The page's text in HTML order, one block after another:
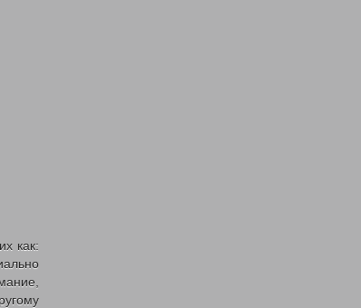
как: